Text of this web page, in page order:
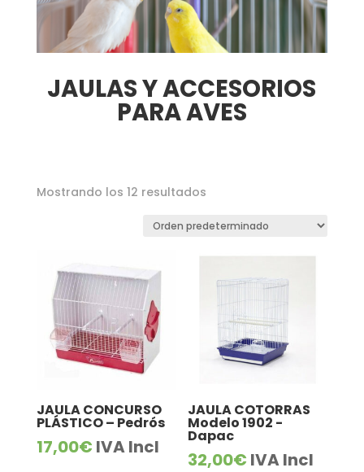
JAULAS Y ACCESORIOS
PARA AVES
Mostrando los 12 resultados
JAULA CONCURSO
PLÁSTICO – Pedrós
17,00€ IVA Incl
JAULA COTORRAS
Modelo 1902 -
Dapac
32,00€ IVA Incl